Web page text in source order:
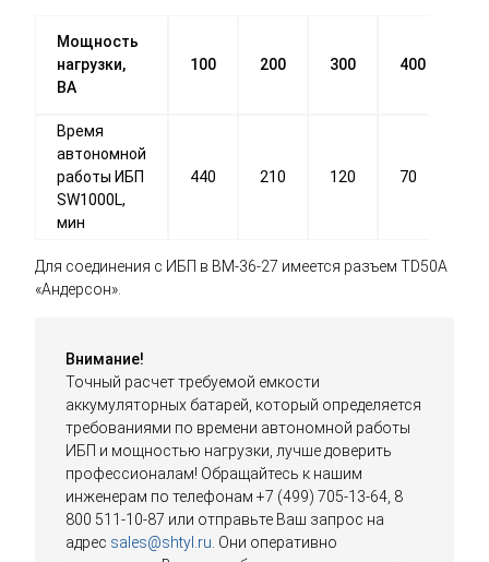
Мощность
нагрузки,
ВА
100 200 300 400
Время
автономной
работы ИБП
SW1000L,
мин
440 210 120 70
Для соединения с ИБП в BM-36-27 имеется разъем TD50A
«Андерсон».
Внимание!
Точный расчет требуемой емкости
аккумуляторных батарей, который определяется
требованиями по времени автономной работы
ИБП и мощностью нагрузки, лучше доверить
профессионалам! Обращайтесь к нашим
инженерам по телефонам +7 (499) 705-13-64, 8
800 511-10-87 или отправьте Ваш запрос на
адрес sales@shtyl.ru. Они оперативно